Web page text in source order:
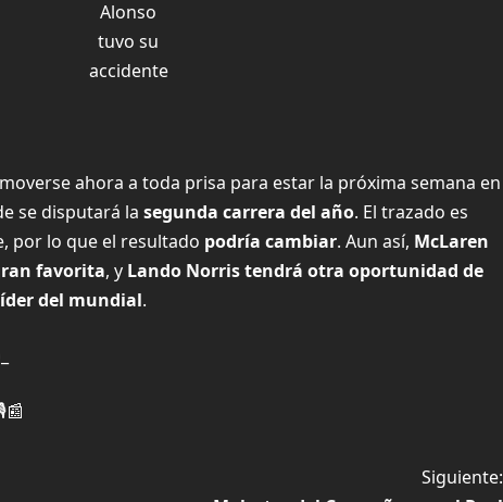
Alonso
tuvo su
accidente
ahora a toda prisa para estar la próxima semana en
se disputará la segunda carrera del año. El trazado es
por lo que el resultado podría cambiar. Aun así, McLaren
favorita, y Lando Norris tendrá otra oportunidad de
del mundial.
Siguiente: